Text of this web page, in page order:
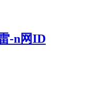
-n网ID